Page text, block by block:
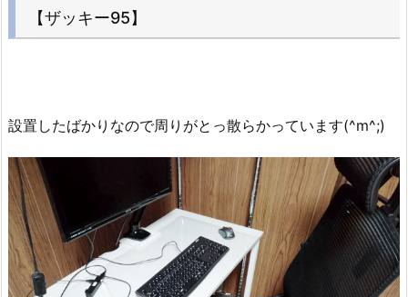
【ザッキー95】
設置したばかりなので周りがとっ散らかっています(^m^;)